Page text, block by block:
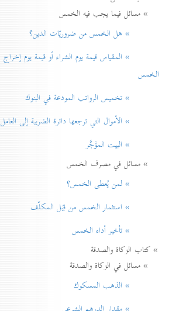
» مسائل فيما يجب فيه الخمس
» هل الخمس من ضروريّات الدين؟
» المقياس قيمة يوم الشراء أو قيمة يوم إخراج
الخمس
» تخميس الرواتب المودعة في البنوك
» الأموال التي ترجعها دائرة الضريبة إلی العامل
» البيت المؤَجَّر
» مسائل في مصرف الخمس
» لمن يُعطی الخمس؟
» استثمار الخمس من قِبَل المكلّف
» تأخير أداء الخمس
» كتاب الزكاة والصدقة
» مسائل في الزكاة والصدقة
» الذهب المسكوك